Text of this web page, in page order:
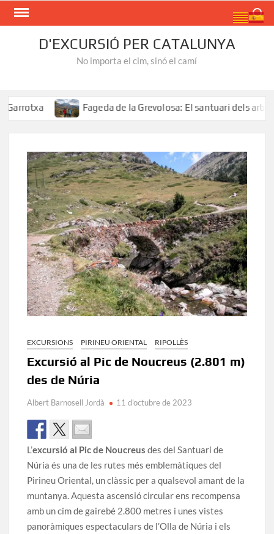
Skip
D'EXCURSIÓ PER CATALUNYA
No importa el cim, sinó el camí
Fageda de la Grevolosa: El santuari dels arbres
EXCURSIONS PIRINEU ORIENTAL RIPOLLÈS
Excursió al Pic de Noucreus (2.801 m)
des de Núria
Albert Barnosell Jordà 11 d'octubre de 2023
L’excursió al Pic de Noucreus des del Santuari de
Núria és una de les rutes més emblemàtiques del
Pirineu Oriental, un clàssic per a qualsevol amant de la
muntanya. Aquesta ascensió circular ens recompensa
amb un cim de gairebé 2.800 metres i unes vistes
panoràmiques espectaculars de l’Olla de Núria i els